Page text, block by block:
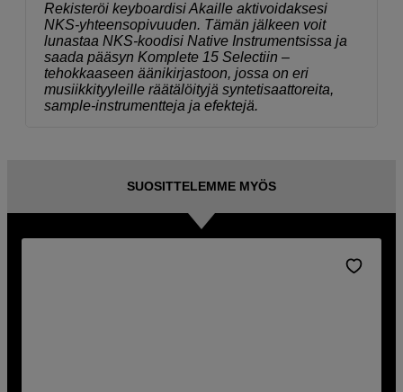
Rekisteröi keyboardisi Akaille aktivoidaksesi
NKS-yhteensopivuuden. Tämän jälkeen voit
lunastaa NKS-koodisi Native Instrumentsissa ja
saada pääsyn Komplete 15 Selectiin –
tehokkaaseen äänikirjastoon, jossa on eri
musiikkityyleille räätälöityjä syntetisaattoreita,
sample-instrumentteja ja efektejä.
SUOSITTELEMME MYÖS